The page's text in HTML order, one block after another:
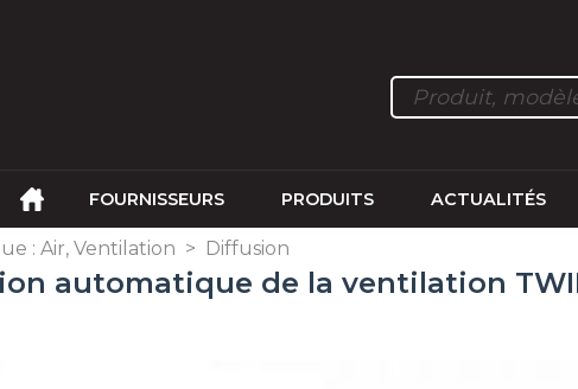
FOURNISSEURS PRODUITS ACTUALITÉS
: Air, Ventilation > Diffusion
automatique de la ventilation